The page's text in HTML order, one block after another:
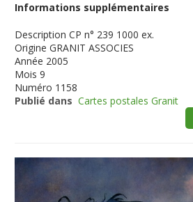
Informations supplémentaires
Description CP n° 239 1000 ex.
Origine GRANIT ASSOCIES
Année 2005
Mois 9
Numéro 1158
Publié dans Cartes postales Granit